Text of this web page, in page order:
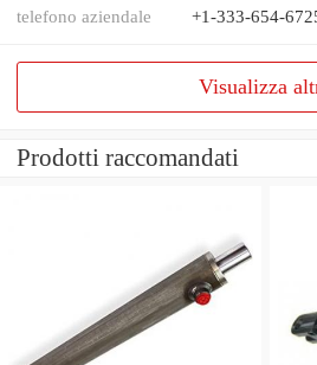
telefono aziendale +1-333-654-
Visualizza
Prodotti raccomandati